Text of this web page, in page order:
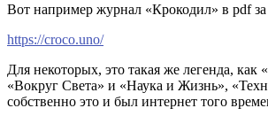
Вот например журнал «Крокодил» в pdf
https://croco.uno/
Для некоторых, это такая же легенда, как
«Вокруг Света» и «Наука и Жизнь»,
собственно это и был интернет того